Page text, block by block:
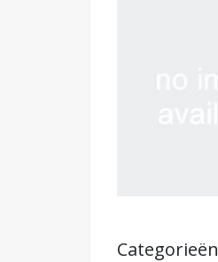
Categorieën